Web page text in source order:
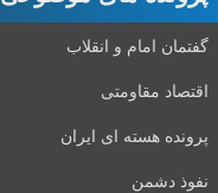
گفتمان امام و انقلاب
اقتصاد مقاومتی
پرونده هسته ای ایران
نفوذ دشمن